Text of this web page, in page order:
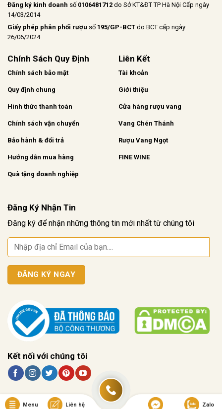
Đăng ký kinh doanh số 0106481712 do Sở KT&ĐT TP Hà Nội Cấp ngày
14/03/2014
Giấy phép phân phối rượu số 195/GP-BCT do BCT cấp ngày
26/06/2024
Chính Sách Quy Định
Chính sách bảo mật
Quy định chung
Hình thức thanh toán
Chính sách vận chuyển
Bảo hành & đổi trả
Hướng dẫn mua hàng
Quà tặng doanh nghiệp
Liên Kết
Tài khoản
Giới thiệu
Cửa hàng rượu vang
Vang Chén Thánh
Rượu Vang Ngọt
FINE WINE
Đăng Ký Nhận Tin
Đăng ký để nhận những thông tin mới nhất từ chúng tôi
Kết nối với chúng tôi
Menu Liên hệ Zalo